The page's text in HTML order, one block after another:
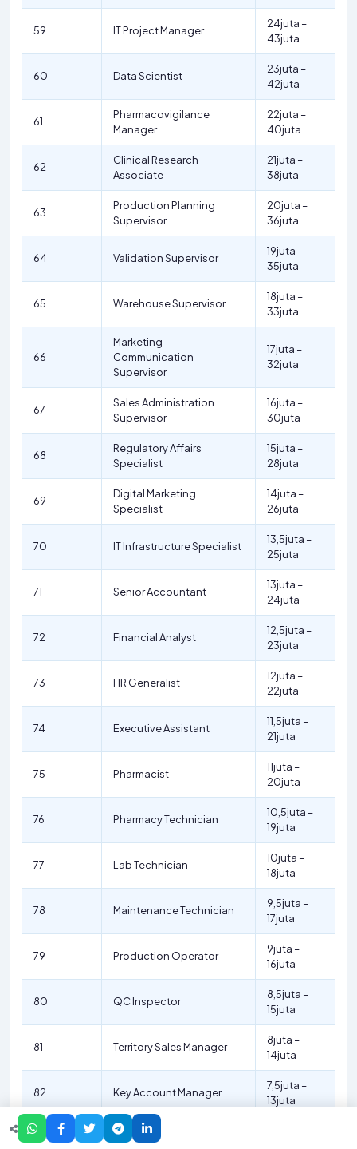
59 IT Project Manager
24juta –
43juta
60 Data Scientist
23juta –
42juta
61
Pharmacovigilance
Manager
22juta –
40juta
62
Clinical Research
Associate
21juta –
38juta
63
Production Planning
Supervisor
20juta –
36juta
64 Validation Supervisor
19juta –
35juta
65 Warehouse Supervisor
18juta –
33juta
66
Marketing
Communication
Supervisor
17juta –
32juta
67
Sales Administration
Supervisor
16juta –
30juta
68
Regulatory Affairs
Specialist
15juta –
28juta
69
Digital Marketing
Specialist
14juta –
26juta
70 IT Infrastructure Specialist
13,5juta –
25juta
71 Senior Accountant
13juta –
24juta
72 Financial Analyst
12,5juta –
23juta
73 HR Generalist
12juta –
22juta
74 Executive Assistant
11,5juta –
21juta
75 Pharmacist
11juta –
20juta
76 Pharmacy Technician
10,5juta –
19juta
77 Lab Technician
10juta –
18juta
78 Maintenance Technician
9,5juta –
17juta
79 Production Operator
9juta –
16juta
80 QC Inspector
8,5juta –
15juta
81 Territory Sales Manager
8juta –
14juta
82 Key Account Manager
7,5juta –
13juta
83 Warehouse Associate